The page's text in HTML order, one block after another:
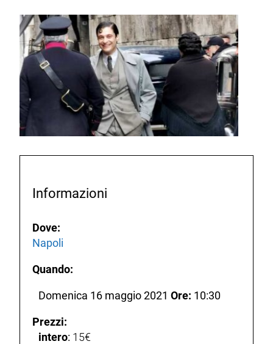
Informazioni
Dove:
Napoli
Quando:
Domenica 16 maggio 2021 Ore: 10:30
Prezzi:
intero: 15€